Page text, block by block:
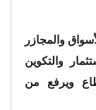
والمجازر
والتكوين
ويرفع من